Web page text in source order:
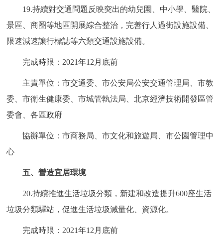
19.持續對交通問題反映突出的幼兒園、中小學、醫院、
景區、商圈等地區開展綜合整治，完善行人過街設施設備、
限速減速讓行標誌等六類交通設施設備。
完成時限：2021年12月底前
主責單位：市交通委、市公安局公安交通管理局、市教
委、市衛生健康委、市城管執法局、北京經濟技術開發區管
委會、各區政府
協辦單位：市商務局、市文化和旅遊局、市公園管理中
心
五、營造宜居環境
20.持續推進生活垃圾分類，新建和改造提升600座生活
垃圾分類驛站，促進生活垃圾減量化、資源化。
完成時限：2021年12月底前